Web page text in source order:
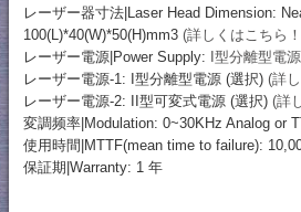
レーザー器寸法|Laser Head Dimension:
100(L)*40(W)*50(H)mm3 (詳しくはこちら
レーザー電源|Power Supply: I型分離型電
レーザー電源-1: I型分離型電源 (選択) (詳
レーザー電源-2: II型可変式電源 (選択) (詳
変調频率|Modulation: 0~30KHz Analog or
使用時間|MTTF(mean time to failure):
保証期|Warranty: 1 年